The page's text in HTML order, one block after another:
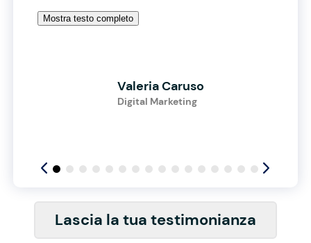
Mostra testo completo
Valeria Caruso
Digital Marketing
Lascia la tua testimonianza